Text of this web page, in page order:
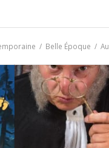
/ Belle Époque /